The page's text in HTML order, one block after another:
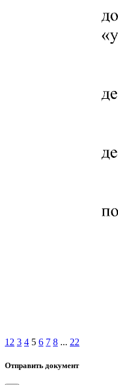
1 2 3 4 5 6 7 8 ... 22
Отправить документ